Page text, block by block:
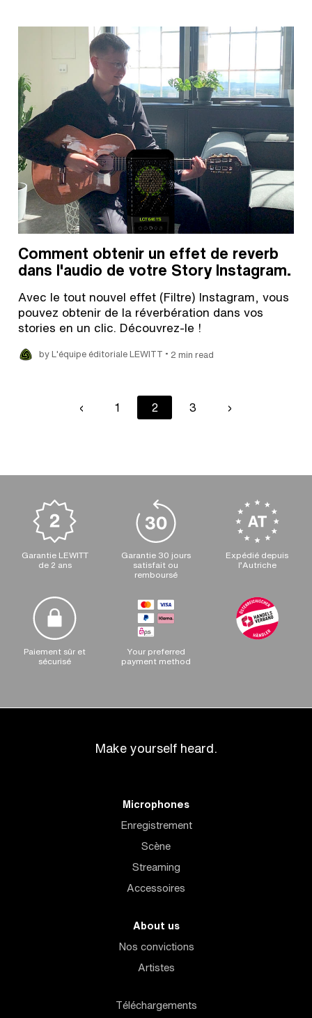
Comment obtenir un effet de reverb
dans l'audio de votre Story Instagram.
Avec le tout nouvel effet (Filtre) Instagram, vous
pouvez obtenir de la réverbération dans vos
stories en un clic. Découvrez-le !
by L'équipe éditoriale LEWITT • 2 min read
Previous
‹ Page
1
Current
page
2 Page
3
Next
›
Garantie LEWITT
de 2 ans
Garantie 30 jours
satisfait ou
remboursé
Expédié depuis
l’Autriche
Paiement sûr et
sécurisé
Your preferred
payment method
Make yourself heard.
Microphones
Enregistrement
Scène
Streaming
Accessoires
About us
Nos convictions
Artistes
Téléchargements